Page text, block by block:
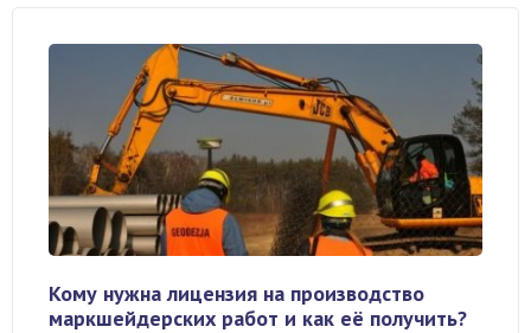
Кому нужна лицензия на производство
маркшейдерских работ и как её получить?